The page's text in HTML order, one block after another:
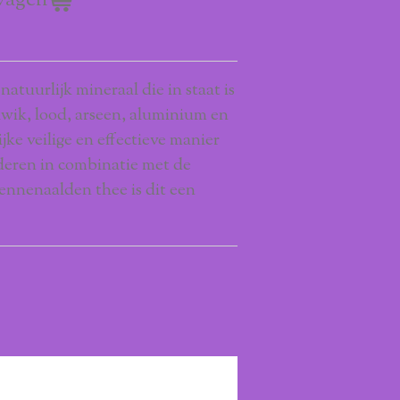
mineraal die in staat is
lood, arseen, aluminium en
veilige en effectieve manier
in combinatie met de
thee is dit een